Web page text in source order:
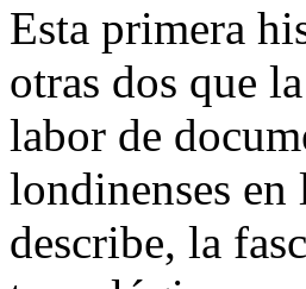
Esta primera
otras dos que
labor de
londinenses
describe, la